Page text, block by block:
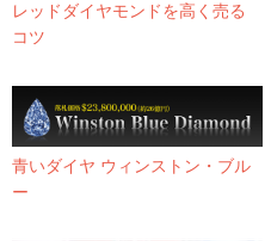
レッドダイヤモンドを高く売る
コツ
青いダイヤ ウィンストン・ブル
ー